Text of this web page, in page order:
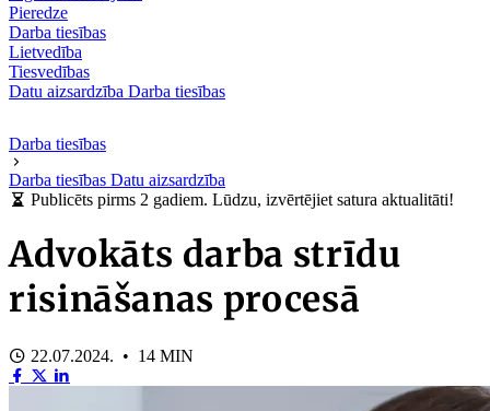
Pieredze
Darba tiesības
Lietvedība
Tiesvedības
Datu aizsardzība Darba tiesības
Darba tiesības
Darba tiesības Datu aizsardzība
Publicēts pirms 2 gadiem. Lūdzu, izvērtējiet satura aktualitāti!
Advokāts darba strīdu
risināšanas procesā
22.07.2024. • 14 MIN